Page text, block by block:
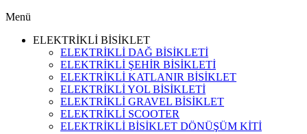
Menü
ELEKTRİKLİ BİSİKLET
ELEKTRİKLİ DAĞ BİSİKLETİ
ELEKTRİKLİ ŞEHİR BİSİKLETİ
ELEKTRİKLİ KATLANIR BİSİKLET
ELEKTRİKLİ YOL BİSİKLETİ
ELEKTRİKLİ GRAVEL BİSİKLET
ELEKTRİKLİ SCOOTER
ELEKTRİKLİ BİSİKLET DÖNÜŞÜM KİTİ